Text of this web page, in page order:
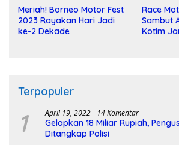
Meriah! Borneo Motor Fest
2023 Rayakan Hari Jadi
ke-2 Dekade
Race
Sambut
Kotim
Terpopuler
1 April 19, 2022 14 Komentar
Gelapkan 18 Miliar Rupiah,
Ditangkap Polisi